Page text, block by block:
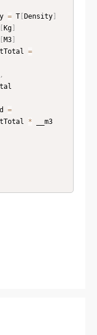
= T[ Density]
Kg]
M3]
=
=
* __m3